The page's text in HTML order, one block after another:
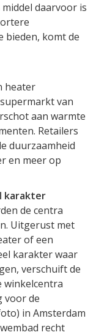
daarvoor is
bieden, komt de
heater
van
aan warmte
Retailers
duurzaamheid
en meer op
karakter
de centra
Uitgerust met
of een
karakter waar
verschuift de
winkelcentra
voor de
in Amsterdam
recht